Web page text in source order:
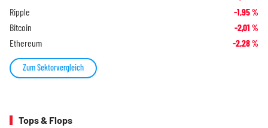
Ripple -1,95%
Bitcoin -2,01 %
Ethereum -2,28%
Zum Sektorvergleich
Tops & Flops